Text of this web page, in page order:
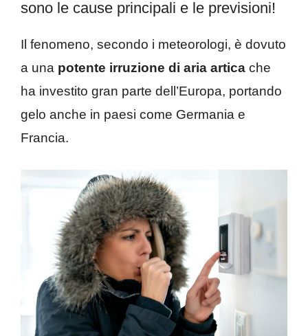
sono le cause principali e le previsioni!
Il fenomeno, secondo i meteorologi, è dovuto
a una potente irruzione di aria artica che
ha investito gran parte dell’Europa, portando
gelo anche in paesi come Germania e
Francia.